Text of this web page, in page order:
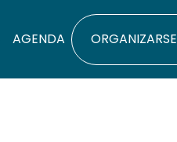
AGENDA ORGANIZARSE